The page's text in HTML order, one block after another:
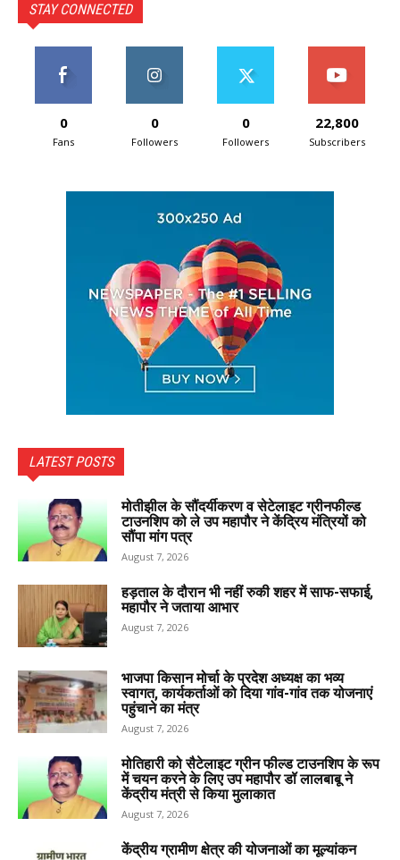
STAY CONNECTED
0
Fans
0
Followers
0
Followers
22,800
Subscribers
LATEST POSTS
मोतीझील के सौंदर्यीकरण व सेटेलाइट ग्रीनफील्ड
टाउनशिप को ले उप महापौर ने केंद्रिय मंत्रियों को
सौंपा मांग पत्र
August 7, 2026
हड़ताल के दौरान भी नहीं रुकी शहर में साफ-सफाई,
महापौर ने जताया आभार
August 7, 2026
भाजपा किसान मोर्चा के प्रदेश अध्यक्ष का भव्य
स्वागत, कार्यकर्ताओं को दिया गांव-गांव तक योजनाएं
पहुंचाने का मंत्र
August 7, 2026
मोतिहारी को सैटेलाइट ग्रीन फील्ड टाउनशिप के रूप
में चयन करने के लिए उप महापौर डॉ लालबाबू ने
केंद्रीय मंत्री से किया मुलाकात
August 7, 2026
केंद्रीय ग्रामीण क्षेत्र की योजनाओं का मूल्यांकन